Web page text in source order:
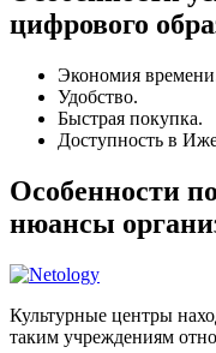
цифрового
Экономия
Удобство.
Быстрая покупка.
Доступность в
Особенности
нюансы
Культурные центры
таким учреждениям